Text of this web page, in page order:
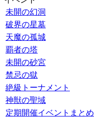
未開の幻洞
破界の星墓
天魔の孤城
覇者の塔
未開の砂宮
禁忌の獄
絶級トーナメント
神獣の聖域
定期開催イベントまとめ